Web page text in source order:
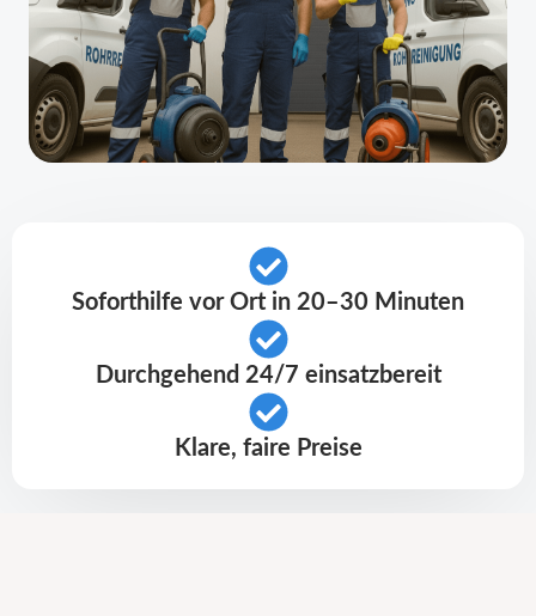
Soforthilfe vor Ort in 20–30 Minuten
Durchgehend 24/7 einsatzbereit
Klare, faire Preise